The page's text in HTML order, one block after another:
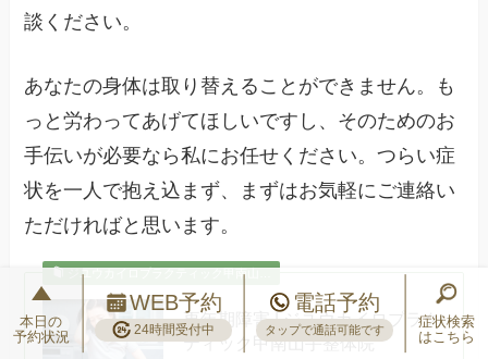
談ください。
あなたの身体は取り替えることができません。も
っと労わってあげてほしいですし、そのためのお
手伝いが必要なら私にお任せください。つらい症
状を一人で抱え込まず、まずはお気軽にご連絡い
ただければと思います。
ジユウカイロプラクティック甲南山…
更年期障害 | ジユウカイロプラク
ティック甲南山手整体院
本日の
予約状況
WEB予約
24時間受付中
電話予約
タップで通話可能です
症状検索
はこちら